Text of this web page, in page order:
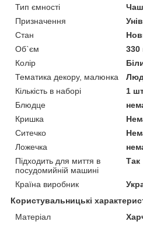
Тип ємності
Призначення
Стан
Об`єм
330
Колір
Тематика декору, малюнка
Кількість в наборі
1
Блюдце
Кришка
Ситечко
Ложечка
Підходить для миття в
посудомийній машині
Так
Країна виробник
Користувальницькі
Матеріал